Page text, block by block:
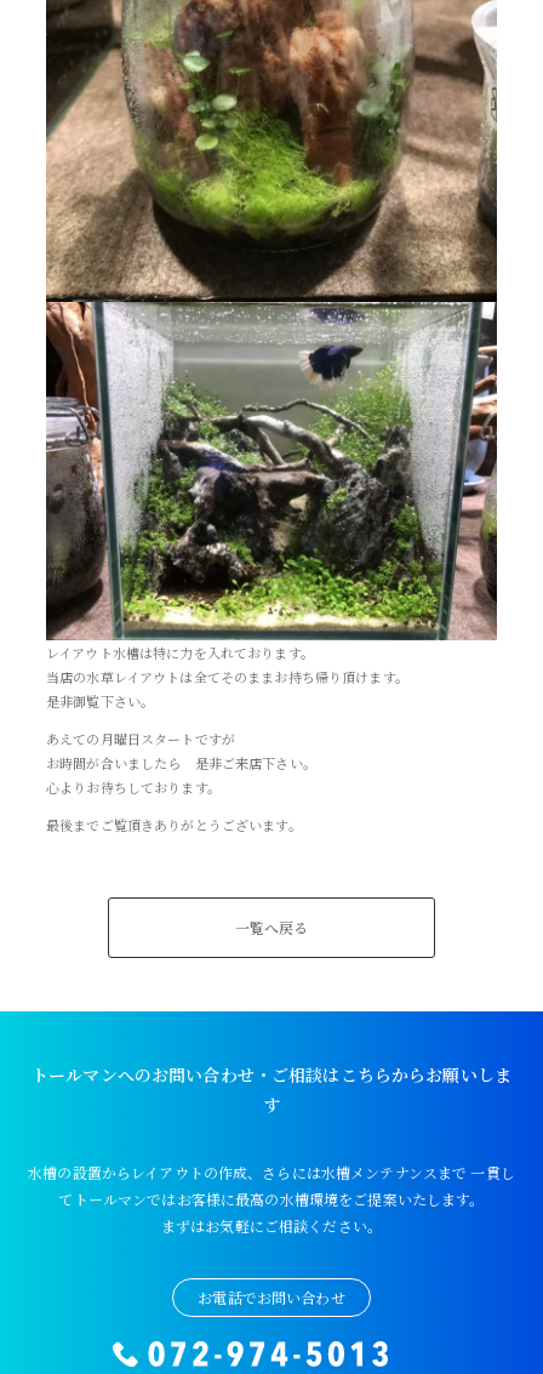
レイアウト水槽は特に力を入れております。
当店の水草レイアウトは全てそのままお持ち帰り頂けます。
是非御覧下さい。
あえての月曜日スタートですが
お時間が合いましたら 是非ご来店下さい。
心よりお待ちしております。
最後までご覧頂きありがとうございます。
一覧へ戻る
トールマンへのお問い合わせ・ご相談はこちらからお願いしま
す
水槽の設置からレイアウトの作成、さらには水槽メンテナンスまで 一貫し
てトールマンではお客様に最高の水槽環境をご提案いたします。
まずはお気軽にご相談ください。
お電話でお問い合わせ